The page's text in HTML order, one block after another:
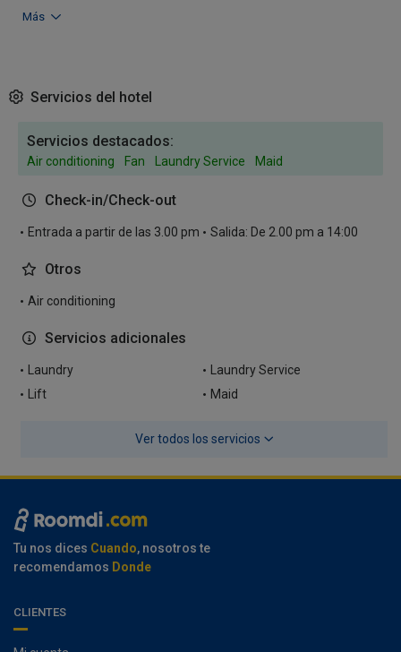
Más
Servicios del hotel
Servicios destacados:
Air conditioning Fan Laundry Service Maid
Check-in/Check-out
Entrada a partir de las 3.00 pm Salida: De 2.00 pm a 14:00
Otros
Air conditioning
Servicios adicionales
Laundry
Laundry Service
Lift
Maid
Ver todos los servicios
Tu nos dices Cuando, nosotros te
recomendamos Donde
CLIENTES